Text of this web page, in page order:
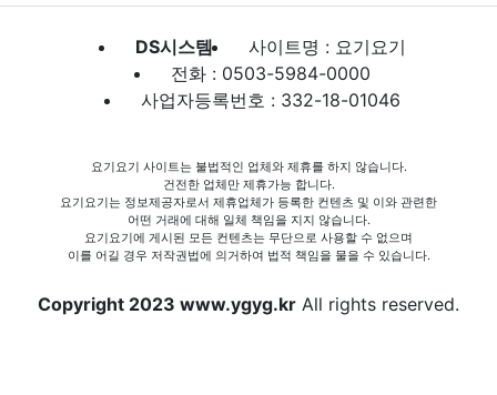
DS시스템
사이트명 : 요기요기
전화 : 0503-5984-0000
사업자등록번호 : 332-18-01046
요기요기 사이트는 불법적인 업체와 제휴를 하지 않습니다.
건전한 업체만 제휴가능 합니다.
요기요기는 정보제공자로서 제휴업체가 등록한 컨텐츠 및 이와 관련한
어떤 거래에 대해 일체 책임을 지지 않습니다.
요기요기에 게시된 모든 컨텐츠는 무단으로 사용할 수 없으며
이를 어길 경우 저작권법에 의거하여 법적 책임을 물을 수 있습니다.
Copyright 2023 www.ygyg.kr All rights reserved.